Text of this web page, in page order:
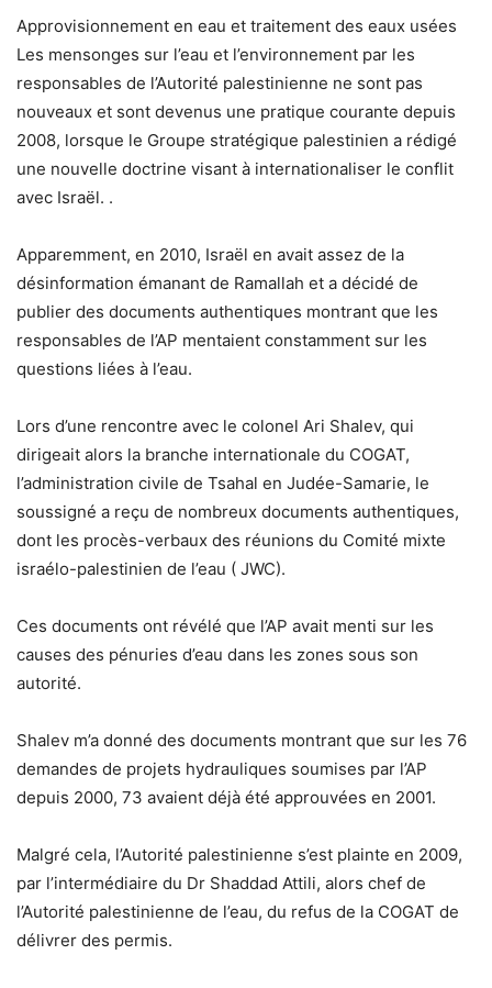
Approvisionnement en eau et traitement des eaux usées
Les mensonges sur l’eau et l’environnement par les
responsables de l’Autorité palestinienne ne sont pas
nouveaux et sont devenus une pratique courante depuis
2008, lorsque le Groupe stratégique palestinien a rédigé
une nouvelle doctrine visant à internationaliser le conflit
avec Israël. .
Apparemment, en 2010, Israël en avait assez de la
désinformation émanant de Ramallah et a décidé de
publier des documents authentiques montrant que les
responsables de l’AP mentaient constamment sur les
questions liées à l’eau.
Lors d’une rencontre avec le colonel Ari Shalev, qui
dirigeait alors la branche internationale du COGAT,
l’administration civile de Tsahal en Judée-Samarie, le
soussigné a reçu de nombreux documents authentiques,
dont les procès-verbaux des réunions du Comité mixte
israélo-palestinien de l’eau ( JWC).
Ces documents ont révélé que l’AP avait menti sur les
causes des pénuries d’eau dans les zones sous son
autorité.
Shalev m’a donné des documents montrant que sur les 76
demandes de projets hydrauliques soumises par l’AP
depuis 2000, 73 avaient déjà été approuvées en 2001.
Malgré cela, l’Autorité palestinienne s’est plainte en 2009,
par l’intermédiaire du Dr Shaddad Attili, alors chef de
l’Autorité palestinienne de l’eau, du refus de la COGAT de
délivrer des permis.